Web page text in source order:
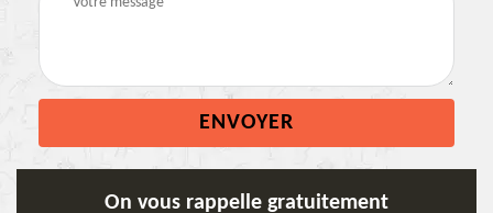
On vous rappelle gratuitement